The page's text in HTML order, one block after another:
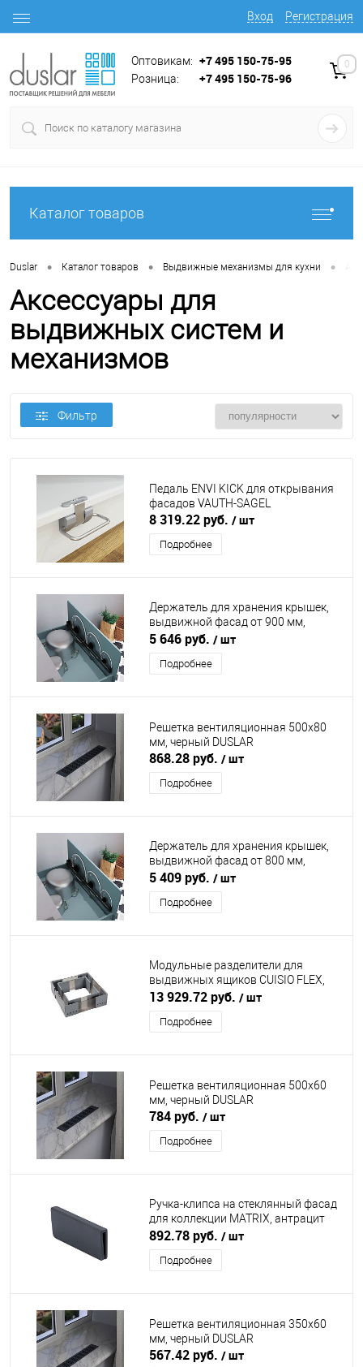
Вход Регистрация
Оптовикам: +7 495 150-75-95
Розница: +7 495 150-75-96
0
Каталог товаров
Duslar • Каталог товаров • Выдвижные механизмы для кухни •
Аксессуары для
выдвижных систем и
механизмов
Фильтр
Педаль ENVI KICK для открывания
фасадов VAUTH-SAGEL
8 319.22 руб. / шт
Подробнее
Держатель для хранения крышек,
выдвижной фасад от 900 мм,
черный DUSLAR
5 646 руб. / шт
Подробнее
Решетка вентиляционная 500х80
мм, черный DUSLAR
868.28 руб. / шт
Подробнее
Держатель для хранения крышек,
выдвижной фасад от 800 мм,
черный DUSLAR
5 409 руб. / шт
Подробнее
Модульные разделители для
выдвижных ящиков CUISIO FLEX,
серый NINKAPLAST (НИНКАПЛАСТ)
13 929.72 руб. / шт
Подробнее
Решетка вентиляционная 500х60
мм, черный DUSLAR
784 руб. / шт
Подробнее
Ручка-клипса на стеклянный фасад
для коллекции MATRIX, антрацит
DUSLAR
892.78 руб. / шт
Подробнее
Решетка вентиляционная 350х60
мм, черный DUSLAR
567.42 руб. / шт